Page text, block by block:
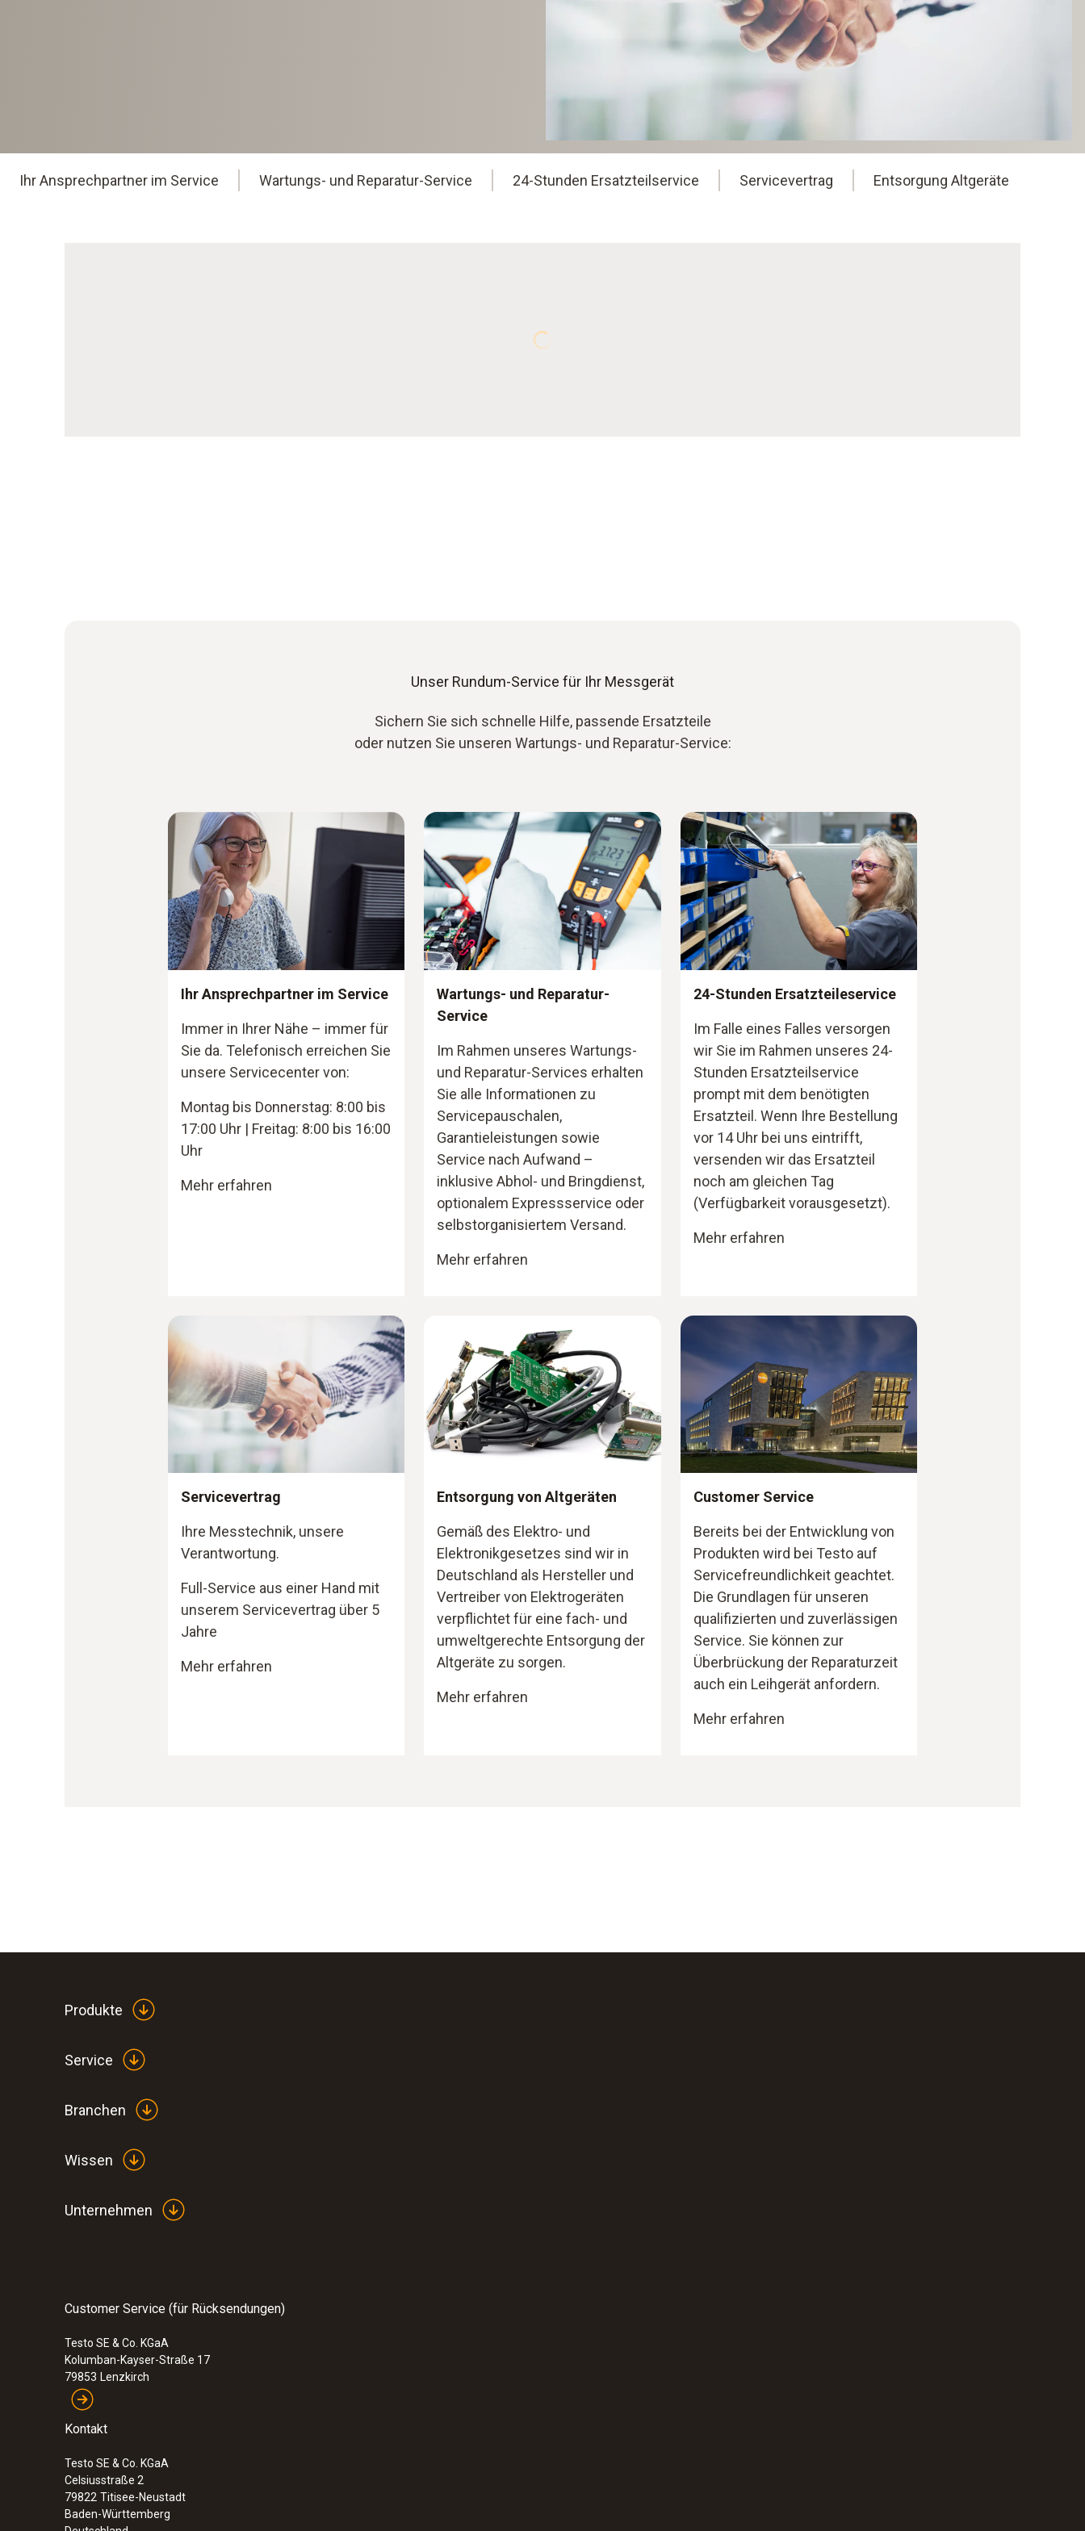
Ihr Ansprechpartner im Service Wartungs- und Reparatur-Service 24-Stunden Ersatzteilservice Servicevertrag Entsorgung Altgeräte
Unser Rundum-Service für Ihr Messgerät
Sichern Sie sich schnelle Hilfe, passende Ersatzteile
oder nutzen Sie unseren Wartungs- und Reparatur-Service:
Ihr Ansprechpartner im Service
Immer in Ihrer Nähe – immer für
Sie da. Telefonisch erreichen Sie
unsere Servicecenter von:
Montag bis Donnerstag: 8:00 bis
17:00 Uhr | Freitag: 8:00 bis 16:00
Uhr
Mehr erfahren
Wartungs- und Reparatur-
Service
Im Rahmen unseres Wartungs-
und Reparatur-Services erhalten
Sie alle Informationen zu
Servicepauschalen,
Garantieleistungen sowie
Service nach Aufwand –
inklusive Abhol- und Bringdienst,
optionalem Expressservice oder
selbstorganisiertem Versand.
Mehr erfahren
24-Stunden Ersatzteileservice
Im Falle eines Falles versorgen
wir Sie im Rahmen unseres 24-
Stunden Ersatzteilservice
prompt mit dem benötigten
Ersatzteil. Wenn Ihre Bestellung
vor 14 Uhr bei uns eintrifft,
versenden wir das Ersatzteil
noch am gleichen Tag
(Verfügbarkeit vorausgesetzt).
Mehr erfahren
Servicevertrag
Ihre Messtechnik, unsere
Verantwortung.
Full-Service aus einer Hand mit
unserem Servicevertrag über 5
Jahre
Mehr erfahren
Entsorgung von Altgeräten
Gemäß des Elektro- und
Elektronikgesetzes sind wir in
Deutschland als Hersteller und
Vertreiber von Elektrogeräten
verpflichtet für eine fach- und
umweltgerechte Entsorgung der
Altgeräte zu sorgen.
Mehr erfahren
Customer Service
Bereits bei der Entwicklung von
Produkten wird bei Testo auf
Servicefreundlichkeit geachtet.
Die Grundlagen für unseren
qualifizierten und zuverlässigen
Service. Sie können zur
Überbrückung der Reparaturzeit
auch ein Leihgerät anfordern.
Mehr erfahren
Produkte
Service
Branchen
Wissen
Unternehmen
Customer Service (für Rücksendungen)
Testo SE & Co. KGaA
Kolumban-Kayser-Straße 17
79853 Lenzkirch
Kontakt
Testo SE & Co. KGaA
Celsiusstraße 2
79822 Titisee-Neustadt
Baden-Württemberg